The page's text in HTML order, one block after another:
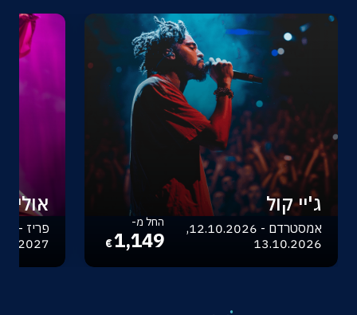
ג'יי קול
אמסטרדם - 12.10.2026,
13.10.2026
החל מ-
1,149
€